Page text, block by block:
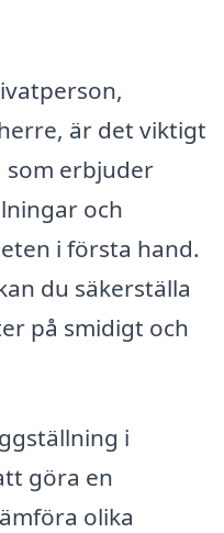
är det viktigt
erbjuder
och
i första hand.
du säkerställa
på smidigt och
i
göra en
olika